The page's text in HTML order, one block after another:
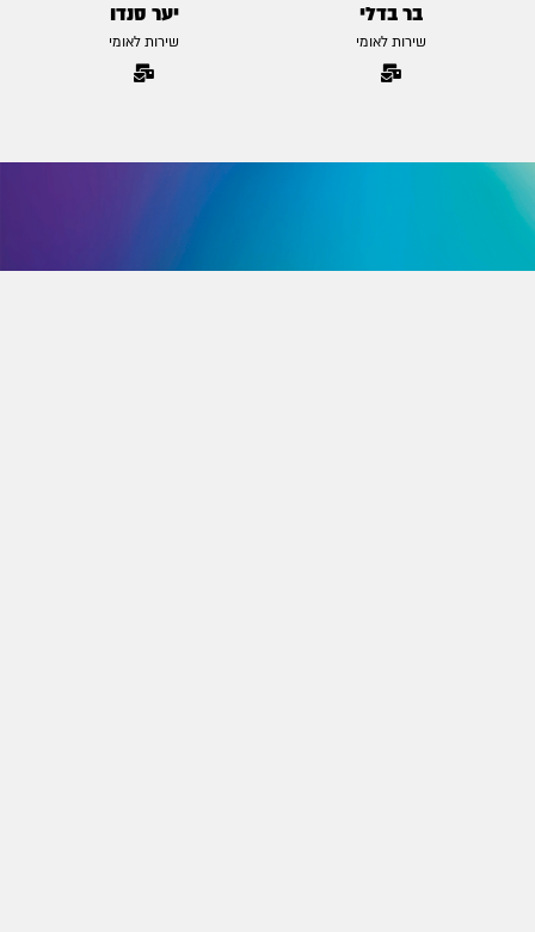
בר בדלי
שירות לאומי
יער סנדו
שירות לאומי